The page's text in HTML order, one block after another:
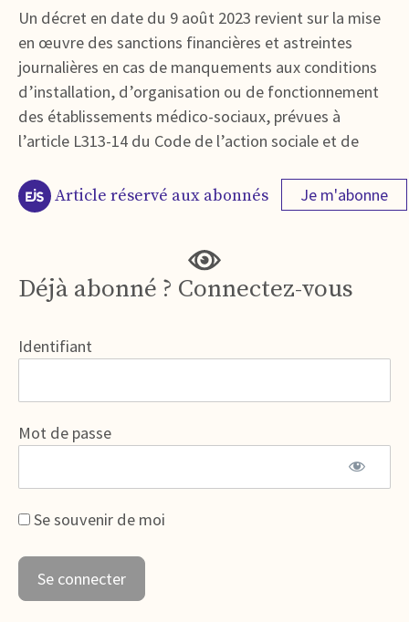
Un décret en date du 9 août 2023 revient sur la mise
en œuvre des sanctions financières et astreintes
journalières en cas de manquements aux conditions
d’installation, d’organisation ou de fonctionnement
des établissements médico-sociaux, prévues à
l’article L313-14 du Code de l’action sociale et de
Article réservé aux abonnés Je m'abonne
Déjà abonné ? Connectez-vous
Identifiant
Mot de passe
Se souvenir de moi